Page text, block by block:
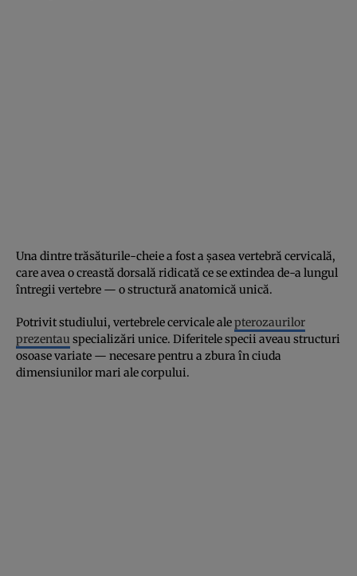
Una dintre trăsăturile-cheie a fost a șasea vertebră cervicală,
care avea o creastă dorsală ridicată ce se extindea de-a lungul
întregii vertebre — o structură anatomică unică.
Potrivit studiului, vertebrele cervicale alepterozaurilor
prezentau specializări unice. Diferitele specii aveau structuri
osoase variate — necesare pentru a zbura în ciuda
dimensiunilor mari ale corpului.